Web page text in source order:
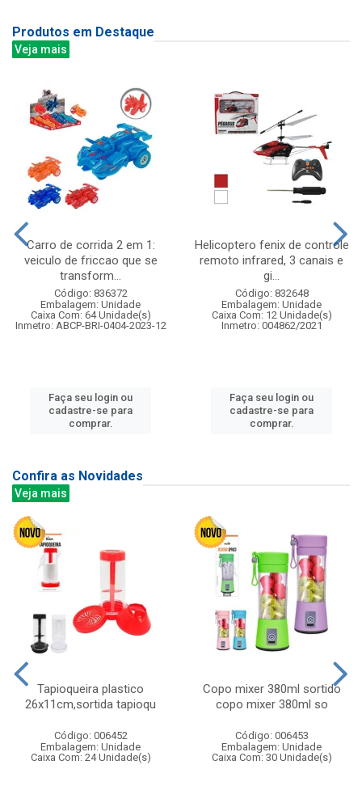
Produtos em Destaque
Veja mais
Carro de corrida 2 em 1:
veiculo de friccao que se
transform...
Código: 836372
Embalagem: Unidade
Caixa Com: 64 Unidade(s)
Inmetro: ABCP-BRI-0404-2023-12
Faça seu login ou
cadastre-se para
comprar.
Helicoptero fenix de controle
remoto infrared, 3 canais e
gi...
Código: 832648
Embalagem: Unidade
Caixa Com: 12 Unidade(s)
Inmetro: 004862/2021
Faça seu login ou
cadastre-se para
comprar.
Confira as Novidades
Veja mais
Tapioqueira plastico
26x11cm,sortida tapioqu
Código: 006452
Embalagem: Unidade
Caixa Com: 24 Unidade(s)
Copo mixer 380ml sortido
copo mixer 380ml so
Código: 006453
Embalagem: Unidade
Caixa Com: 30 Unidade(s)